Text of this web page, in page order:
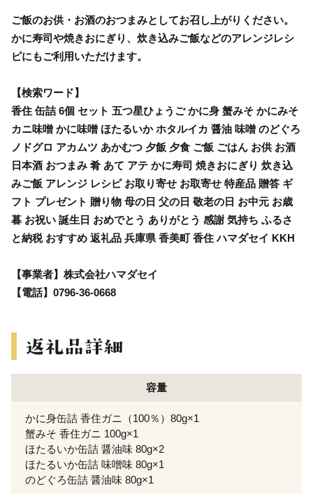
ご飯のお供・お酒のおつまみとしてお召し上がりください。
かに寿司や焼きおにぎり、炊き込みご飯などのアレンジレシ
ピにもご利用いただけます。
【検索ワード】
香住 缶詰 6個 セット 五つ星ひょうご かに身 蟹みそ かにみそ
カニ味噌 かに味噌 ほたるいか ホタルイカ 醤油 味噌 のどぐろ
ノドグロ アカムツ あかむつ 夕飯 夕食 ご飯 ごはん お供 お酒
日本酒 おつまみ 肴 あて アテ かに寿司 焼きおにぎり 炊き込
みご飯 アレンジ レシピ お取り寄せ お取寄せ 特産品 贈答 ギ
フト プレゼント 贈り物 母の日 父の日 敬老の日 お中元 お歳
暮 お祝い 誕生日 おめでとう ありがとう 感謝 気持ち ふるさ
と納税 おすすめ 返礼品 兵庫県 香美町 香住 ハマダセイ KKH
【事業者】株式会社ハマダセイ
【電話】0796-36-0668
容量
かに身缶詰 香住ガニ（100％）80g×1
蟹みそ 香住ガニ 100g×1
ほたるいか缶詰 醤油味 80g×2
ほたるいか缶詰 味噌味 80g×1
のどぐろ缶詰 醤油味 80g×1